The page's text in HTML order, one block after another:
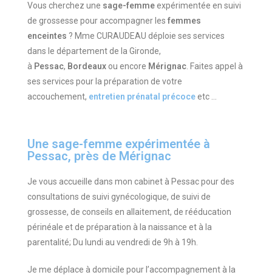
Vous cherchez une sage-femmeexpérimentée en suivi
de grossesse pour accompagner les femmes
enceintes ? Mme CURAUDEAU déploie ses services
dans le département de la Gironde,
à Pessac, Bordeauxou encore Mérignac. Faites appel à
ses services pour la préparation de votre
accouchement, entretien prénatal précoceetc …
Une sage-femme expérimentée à
Pessac, près de Mérignac
Je vous accueille dans mon cabinet à Pessac pour des
consultations de suivi gynécologique, de suivi de
grossesse, de conseils en allaitement, de rééducation
périnéale et de préparation à la naissance et à la
parentalité; Du lundi au vendredi de 9h à 19h.
Je me déplace à domicile pour l’accompagnement à la